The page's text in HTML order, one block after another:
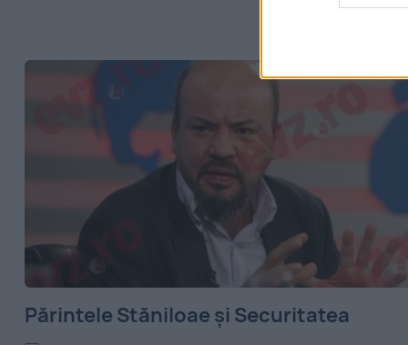
Părintele Stăniloae și Securitatea